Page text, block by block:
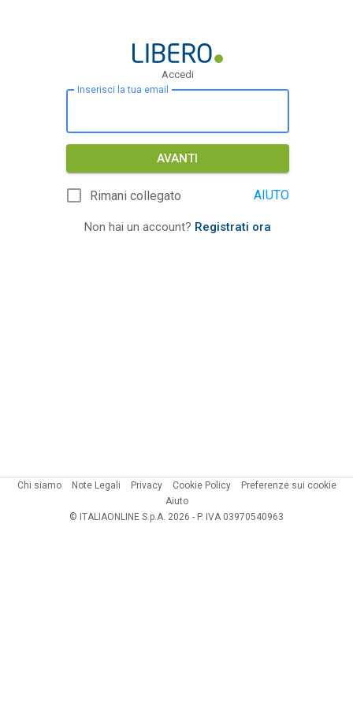
Accedi
Inserisci la tua email
AVANTI
Rimani collegato AIUTO
Non hai un account? Registrati ora
Chi siamo Note Legali Privacy Cookie Policy
Preferenze sui cookie
Aiuto
© ITALIAONLINE S.p.A. 2026 - P. IVA 03970540963